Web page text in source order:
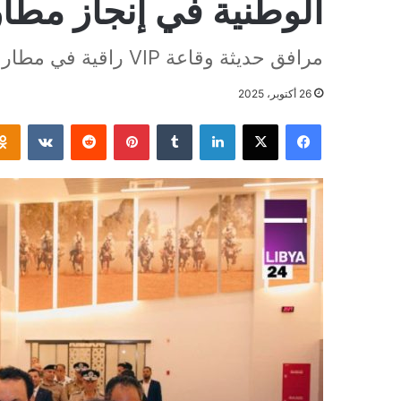
الوطنية في إنجاز
مرافق حديثة وقاعة VIP راقية في مطار خليج سرت الدولي
26 أكتوبر، 2025
فيسبوك ‫X لينكدإن بينتيريست